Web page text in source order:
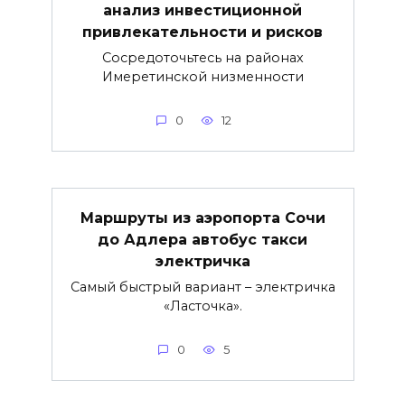
анализ инвестиционной
привлекательности и рисков
Сосредоточьтесь на районах
Имеретинской низменности
0 12
Маршруты из аэропорта Сочи
до Адлера автобус такси
электричка
Самый быстрый вариант – электричка
«Ласточка».
0 5